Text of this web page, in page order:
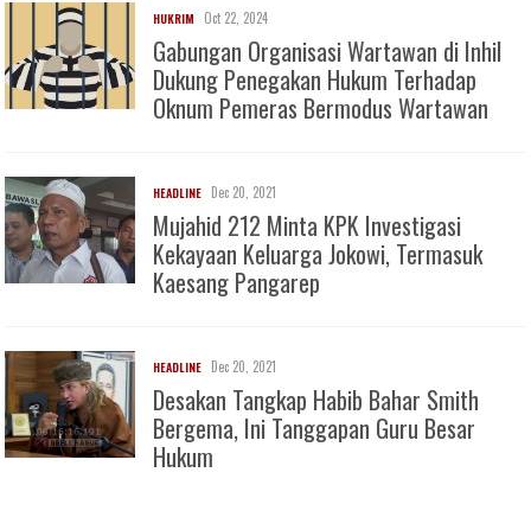
HUKRIM Oct 22, 2024
Gabungan Organisasi Wartawan di Inhil
Dukung Penegakan Hukum Terhadap
Oknum Pemeras Bermodus Wartawan
HEADLINE Dec 20, 2021
Mujahid 212 Minta KPK Investigasi
Kekayaan Keluarga Jokowi, Termasuk
Kaesang Pangarep
HEADLINE Dec 20, 2021
Desakan Tangkap Habib Bahar Smith
Bergema, Ini Tanggapan Guru Besar
Hukum